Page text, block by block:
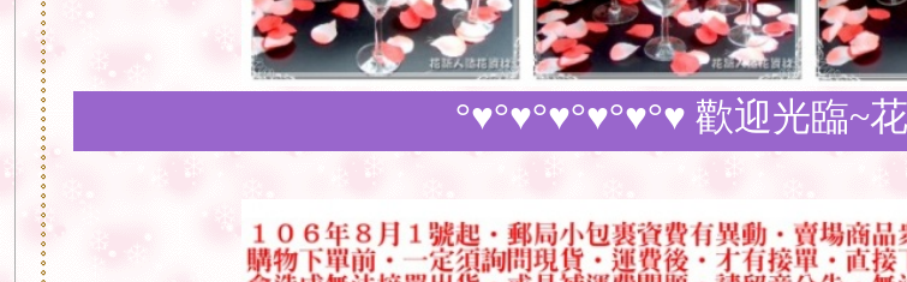
°♥°♥°♥°♥°♥°♥ 歡迎光臨~花語人造花資